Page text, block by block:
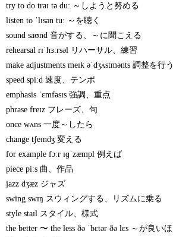
try to do traɪ tə duː ～しようと努める
listen to ˈlɪsən tuː ～を聴く
sound saʊnd 音がする、～に聞こえる
rehearsal rɪˈhɜːrsəl リハーサル、練習
make adjustments meɪk əˈdʒʌstmənts 調整を行う
speed spiːd 速度、テンポ
emphasis ˈɛmfəsɪs 強調、重点
phrase freɪz フレーズ、句
once wʌns 一度～したら
change tʃeɪndʒ 変える
for example fɔːr ɪɡˈzæmpl 例えば
piece piːs 曲、作品
jazz dʒæz ジャズ
swing swɪŋ スウィングする、リズムに乗る
style staɪl スタイル、様式
the better 〜 the less ðə ˈbɛtər ðə lɛs ～が良いほ